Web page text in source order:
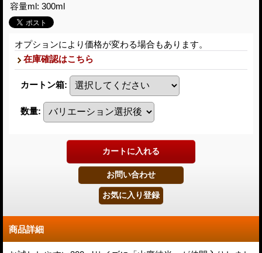
容量ml: 300ml
オプションにより価格が変わる場合もあります。
在庫確認はこちら
カートン箱:
数量:
商品詳細